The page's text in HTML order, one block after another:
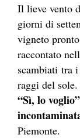
Il lieve vento
giorni di
vigneto
raccontato
scambiati tra
raggi del
“Sì, lo voglio”
Piemonte.